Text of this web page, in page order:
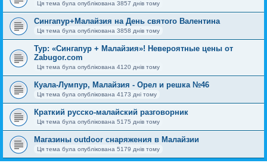
Ця тема була опублікована 3857 днів тому
Сингапур+Малайзия на День святого Валентина
Ця тема була опублікована 3858 днів тому
Тур: «Сингапур + Малайзия»! Невероятные цены от
Zabugor.com
Ця тема була опублікована 4120 днів тому
Куала-Лумпур, Малайзия - Орел и решка №46
Ця тема була опублікована 4173 дні тому
Краткий русско-малайский разговорник
Ця тема була опублікована 5175 днів тому
Магазины outdoor снаряжения в Малайзии
Ця тема була опублікована 5179 днів тому